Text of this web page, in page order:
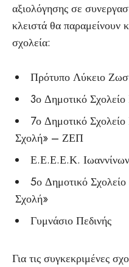
αξιολόγησης σε
κλειστά θα παραμείνουν
σχολεία:
Πρότυπο Λύκειο
3ο Δημοτικό
7ο Δημοτικό
Σχολή» – ΖΕΠ
Ε.Ε.Ε.Ε.Κ. Ιωαννίνων
5ο Δημοτικό
Σχολή»
Γυμνάσιο Πεδινής
Για τις συγκεκριμένες